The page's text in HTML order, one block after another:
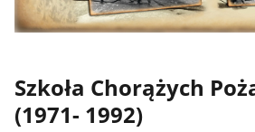
Szkoła Chorążych
(1971- 1992)